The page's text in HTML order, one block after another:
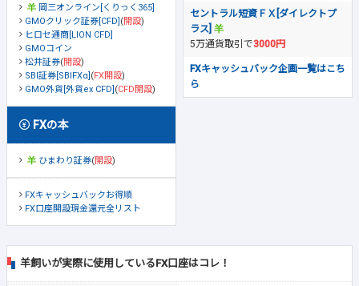
岡三オンライン[くりっく365]
GMOクリック証券[CFD] (開設)
ヒロセ通商[LION CFD]
GMOコイン
松井証券(開設)
SBI証券[SBIFXα] (FX開設)
GMO外貨[外貨ex CFD] (CFD開設)
FXの本
ひまわり証券(開設)
FXキャッシュバックお得順
FX口座開設現金還元全リスト
セントラル短資ＦＸ[ダイレクトプ
ラス]
5万通貨取引で3000円
FXキャッシュバック企画一覧はこち
ら
羊飼いが実際に使用しているFX口座はコレ！